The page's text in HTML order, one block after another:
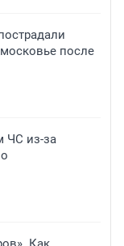
после
ЧС из-за